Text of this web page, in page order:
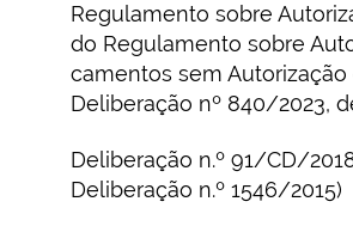
Regulamento sobre
do Regulamento sobre
camentos sem Autorização
Deliberação nº 840/2023,
Deliberação n.º 91/CD/
Deliberação n.º 1546/2015)